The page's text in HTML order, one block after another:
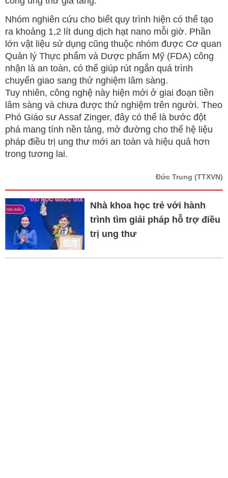
Nhóm nghiên cứu cho biết quy trình hiện có thể tạo
ra khoảng 1,2 lít dung dịch hạt nano mỗi giờ. Phần
lớn vật liệu sử dụng cũng thuộc nhóm được Cơ quan
Quản lý Thực phẩm và Dược phẩm Mỹ (FDA) công
nhận là an toàn, có thể giúp rút ngắn quá trình
chuyển giao sang thử nghiệm lâm sàng.
Tuy nhiên, công nghệ này hiện mới ở giai đoạn tiền
lâm sàng và chưa được thử nghiệm trên người. Theo
Phó Giáo sư Assaf Zinger, đây có thể là bước đột
phá mang tính nền tảng, mở đường cho thế hệ liệu
pháp điều trị ung thư mới an toàn và hiệu quả hơn
trong tương lai.
Đức Trung (TTXVN)
Nhà khoa học trẻ với hành
trình tìm giải pháp hỗ trợ điều
trị ung thư